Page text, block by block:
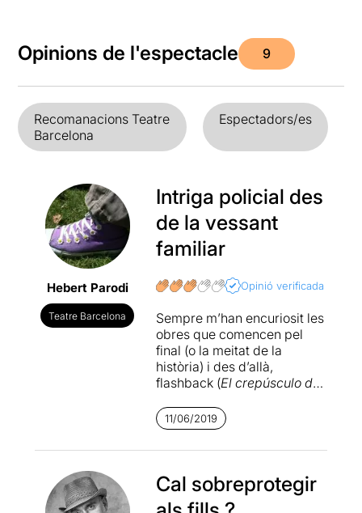
Opinions de l'espectacle 9
Recomanacions Teatre
Barcelona
Espectadors/es
Hebert Parodi
Teatre Barcelona
Intriga policial des
de la vessant
familiar
Opinió verificada
Sempre m’han encuriosit les
obres que comencen pel
final (o la meitat de la
història) i des d’allà,
flashback (El crepúsculo de
mèrit de la dramatúrgia o
narrativa en explicar
quelcom que sabem com
atrapi, conèixer els fets i
els perquès més que la
11/06/2019
Cal sobreprotegir